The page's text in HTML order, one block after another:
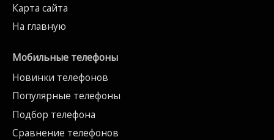
Карта сайта
На главную
Мобильные телефоны
Новинки телефонов
Популярные телефоны
Подбор телефона
Сравнение телефонов